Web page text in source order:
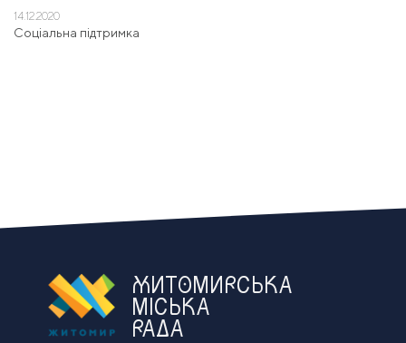
14.12.2020
Соціальна підтримка
ЖИТОМИРСЬКА
МІСЬКА
РАДА